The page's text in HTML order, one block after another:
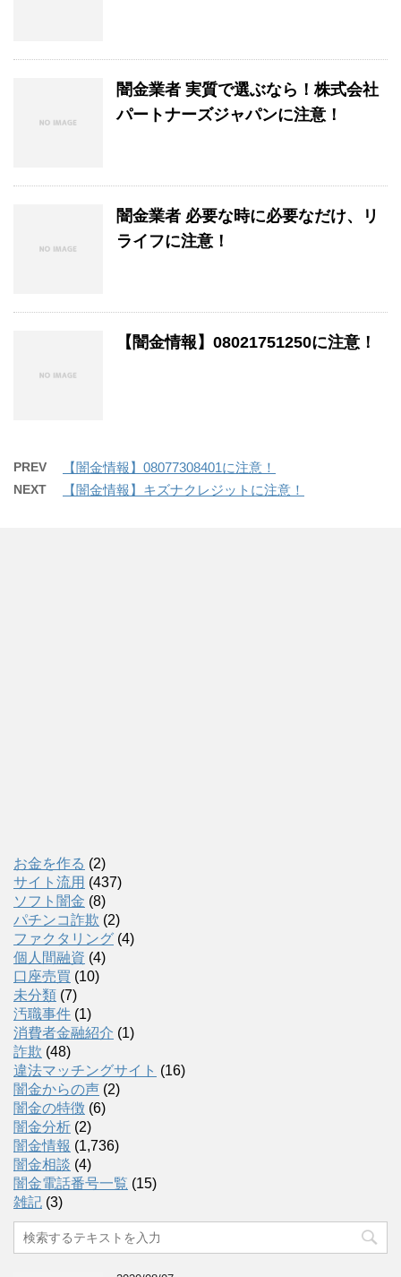
闇金業者 実質で選ぶなら！株式会社
パートナーズジャパンに注意！
闇金業者 必要な時に必要なだけ、リ
ライフに注意！
【闇金情報】08021751250に注意！
PREV 【闇金情報】08077308401に注意！
NEXT 【闇金情報】キズナクレジットに注意！
お金を作る (2)
サイト流用 (437)
ソフト闇金 (8)
パチンコ詐欺 (2)
ファクタリング (4)
個人間融資 (4)
口座売買 (10)
未分類 (7)
汚職事件 (1)
消費者金融紹介 (1)
詐欺 (48)
違法マッチングサイト (16)
闇金からの声 (2)
闇金の特徴 (6)
闇金分析 (2)
闇金情報 (1,736)
闇金相談 (4)
闇金電話番号一覧 (15)
雑記 (3)